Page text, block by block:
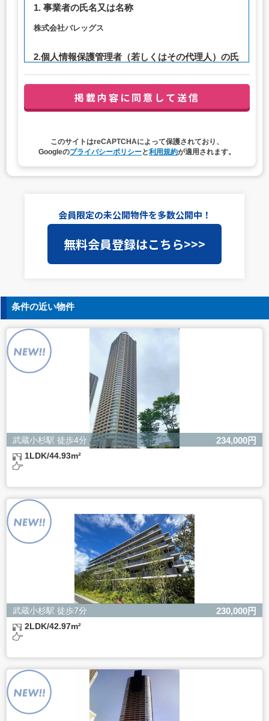
1. 事業者の氏名又は名称
株式会社バレッグス
2.個人情報保護管理者（若しくはその代理人）の氏
連絡先：privacy@balleggs.co.jp
（1）お問い合わせ対応（本人への連絡を含む）のため
4. 個人情報取扱いの委託
当社は事業運営上、前項利用目的の範囲に限って個人情報
を外部に委託することがあります。この場合、個人情報保
護水準の高い委託先を選定し、個人情報の適正管理・機密
保持についての契約を交わし、適切な管理を実施させま
5. 個人情報の開示等の請求
ご本人様は、当社に対してご自身の個人情報の開示等（利
用目的の通知、開示、内容の訂正・追加・削除、利用の停
止または消去、第三者への提供の停止）に関して、下記の
当社問合わせ窓口に申し出ることができます。その際、当
社はお客様ご本人を確認させていただいたうえで、合理的
な間内に対応いたします。
【お問合せ窓口】
株式会社バレッグス 個人情報問合せ窓口
住所 東京都目黒区鷹番2-5-21
電話 03-3794-1115
お問合せメールアドレス privacy@balleggs.co.jp
受付時間：平日10：30～17：00 ※弊社公休日を除く
よるものです。
ただし、必要な項目をいただけない場合、適切な対応がで
きない場合があります。
このサイトはreCAPTCHAによって保護されており、
Googleのプライバシーポリシーと利用規約が適用されます。
会員限定の未公開物件を多数公開中！
無料会員登録はこちら>>>
条件の近い物件
武蔵小杉駅 徒歩4分 234,000円
1LDK/44.93m²
武蔵小杉駅 徒歩7分 230,000円
2LDK/42.97m²